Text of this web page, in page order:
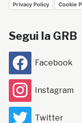
Privacy Policy Cookie
Segui la GRB
Facebook
Instagram
Twitter